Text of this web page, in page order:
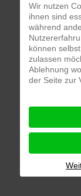
Wir nutzen
ihnen sind
während
können
zulassen
Ablehnung
der Seite zur